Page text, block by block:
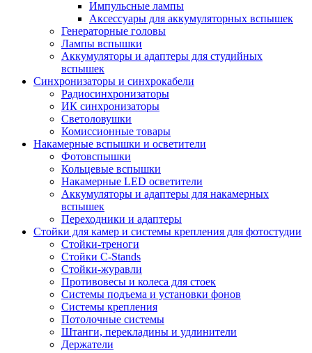
Импульсные лампы
Аксессуары для аккумуляторных вспышек
Генераторные головы
Лампы вспышки
Аккумуляторы и адаптеры для студийных
вспышек
Синхронизаторы и синхрокабели
Радиосинхронизаторы
ИК синхронизаторы
Светоловушки
Комиссионные товары
Накамерные вспышки и осветители
Фотовспышки
Кольцевые вспышки
Накамерные LED осветители
Аккумуляторы и адаптеры для накамерных
вспышек
Переходники и адаптеры
Стойки для камер и системы крепления для фотостудии
Стойки-треноги
Стойки C-Stands
Стойки-журавли
Противовесы и колеса для стоек
Системы подъема и установки фонов
Системы крепления
Потолочные системы
Штанги, перекладины и удлинители
Держатели